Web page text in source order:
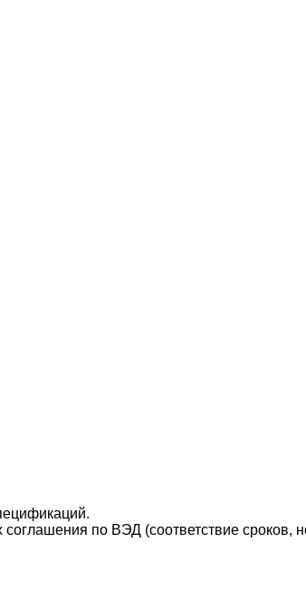
по ВЭД (соответствие сроков,